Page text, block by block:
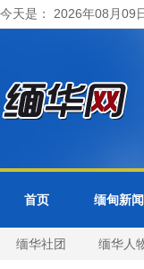
今天是： 2026年08月09
首页 缅甸新闻
缅华社团 缅华人